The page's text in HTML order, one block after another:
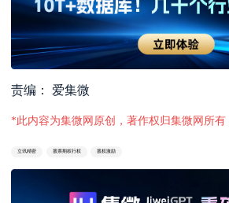
责编： 爱集微
*此内容为集微网原创，著作权归集微网所有
立讯精密 股票期权行权 股权激励